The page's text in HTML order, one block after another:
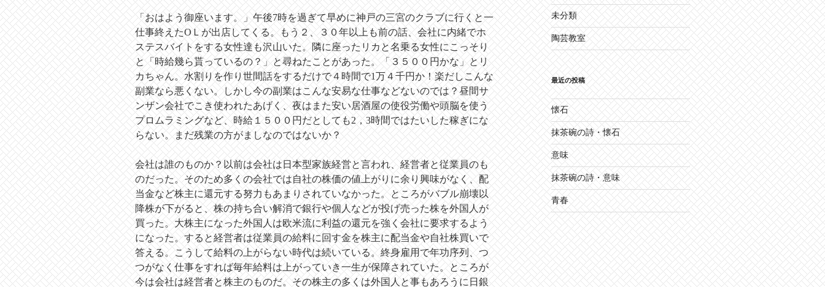
「おはよう御座います。」午後7時を過ぎて早めに神戸の三宮のクラブに行くと一
仕事終えたОＬが出店してくる。もう２、３０年以上も前の話、会社に内緒でホ
ステスバイトをする女性達も沢山いた。隣に座ったリカと名乗る女性にこっそり
と「時給幾ら貰っているの？」と尋ねたことがあった。「３５００円かな」とリ
カちゃん。水割りを作り世間話をするだけで４時間で1万４千円か！楽だしこんな
副業なら悪くない。しかし今の副業はこんな安易な仕事などないのでは？昼間サ
ンザン会社でこき使われたあげく、夜はまた安い居酒屋の使役労働や頭脳を使う
プロムラミングなど、時給１５００円だとしても2，3時間ではたいした稼ぎにな
らない。まだ残業の方がましなのではないか？
会社は誰のものか？以前は会社は日本型家族経営と言われ、経営者と従業員のも
のだった。そのため多くの会社では自社の株価の値上がりに余り興味がなく、配
当金など株主に還元する努力もあまりされていなかった。ところがバブル崩壊以
降株が下がると、株の持ち合い解消で銀行や個人などが投げ売った株を外国人が
買った。大株主になった外国人は欧米流に利益の還元を強く会社に要求するよう
になった。すると経営者は従業員の給料に回す金を株主に配当金や自社株買いで
答える。こうして給料の上がらない時代は続いている。終身雇用で年功序列、つ
つがなく仕事をすれば毎年給料は上がっていき一生が保障されていた。ところが
今は会社は経営者と株主のものだ。その株主の多くは外国人と事もあろうに日銀
未分類
陶芸教室
最近の投稿
懐石
抹茶碗の詩・懐石
意味
抹茶碗の詩・意味
青春